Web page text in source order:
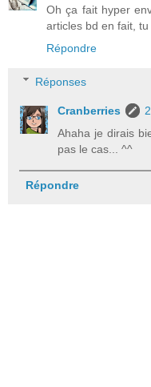
Oh ça fait hyper
articles bd en fait,
Répondre
Réponses
Cranberries
Ahaha je dirais
pas le cas... ^^
Répondre